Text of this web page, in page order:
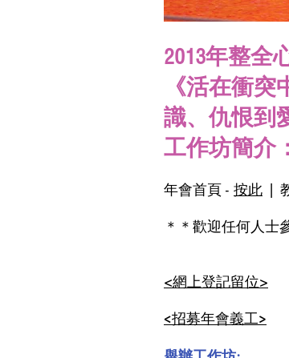
2013年整全
《活在衝
識、仇恨到
工作坊簡介：
年會首頁 - 按此 |
＊＊歡迎任何人
<網上登記留位>
<招募年會義工>